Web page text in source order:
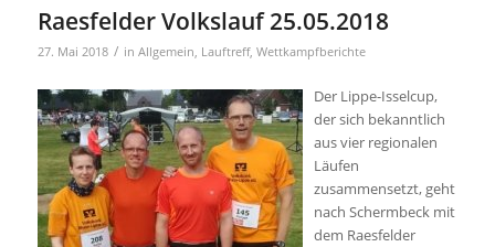
Raesfelder Volkslauf 25.05.2018
27. Mai 2018 / in Allgemein, Lauftreff, Wettkampfberichte
Der Lippe-Isselcup,
der sich bekanntlich
aus vier regionalen
Läufen
zusammensetzt, geht
nach Schermbeck mit
dem Raesfelder